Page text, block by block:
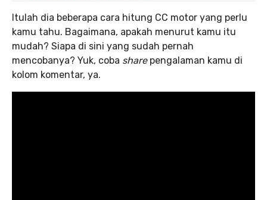
Itulah dia beberapa cara hitung CC motor yang perlu
kamu tahu. Bagaimana, apakah menurut kamu itu
mudah? Siapa di sini yang sudah pernah
mencobanya? Yuk, coba share pengalaman kamu di
kolom komentar, ya.